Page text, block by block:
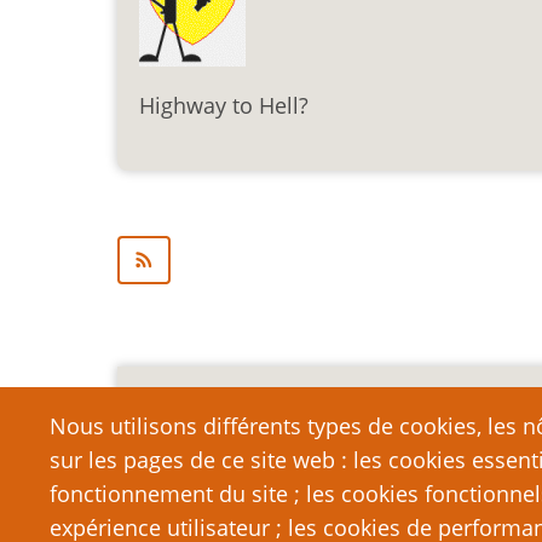
Highway to Hell?
Nous utilisons différents types de cookies, les
sur les pages de ce site web : les cookies
fonctionnement du site ; les cookies
expérience utilisateur ; les cookies de
Mention légale
Nous vous encourageons à faire un lien vers
qui dépasse la longueur raisonnable d’une
strictement interdite. Si vous reproduisez une